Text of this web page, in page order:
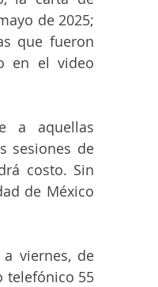
de 2025;
que fueron
en el video
a aquellas
sesiones de
costo. Sin
de México
viernes, de
telefónico 55